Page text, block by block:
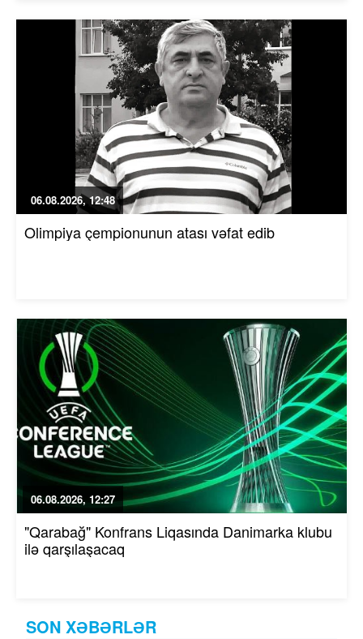
SON XƏBƏRLƏR
06.08.2026, 12:48
Olimpiya çempionunun atası vəfat edib
06.08.2026, 12:27
"Qarabağ" Konfrans Liqasında Danimarka klubu
ilə qarşılaşacaq